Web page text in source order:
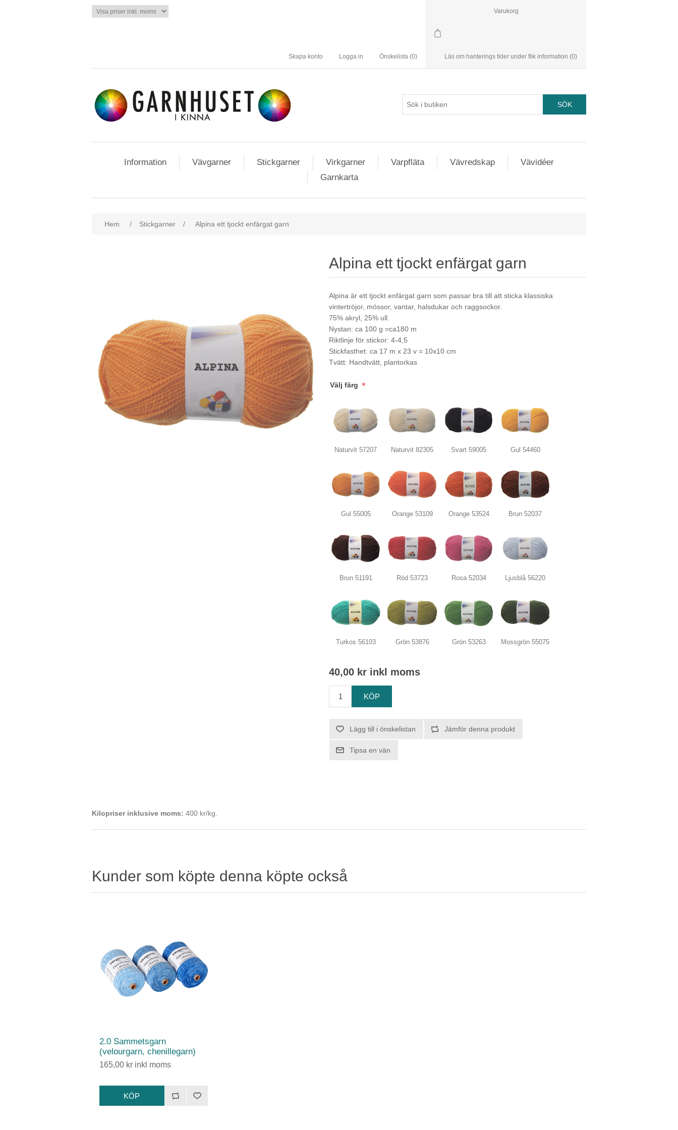
Skapa konto Logga in Önskelista (0)
Varukorg
Läs om hanterings tider under flik information (0)
Information Vävgarner Stickgarner Virkgarner Varpfläta Vävredskap
Vävidéer
Garnkarta
Hem / Stickgarner / Alpina ett tjockt enfärgat garn
Alpina ett tjockt enfärgat garn
Alpina är ett tjockt enfärgat garn som passar bra till att sticka klassiska
vintertröjor, mössor, vantar, halsdukar och raggsockor.
75% akryl, 25% ull.
Nystan: ca 100 g =ca180 m
Riktlinje för stickor: 4-4,5
Stickfasthet: ca 17 m x 23 v = 10x10 cm
Tvätt: Handtvätt, plantorkas
Välj färg *
Naturvit 57207 Naturvit 82305 Svart 59005 Gul 54460
Gul 55005 Orange 53109 Orange 53524 Brun 52037
Brun 51191 Röd 53723 Rosa 52034 Ljusblå 56220
Turkos 56103 Grön 53876 Grön 53263 Mossgrön 55075
40,00 kr inkl moms
Kilopriser inklusive moms: 400 kr/kg.
Kunder som köpte denna köpte också
2.0 Sammetsgarn
(velourgarn, chenillegarn)
165,00 kr inkl moms